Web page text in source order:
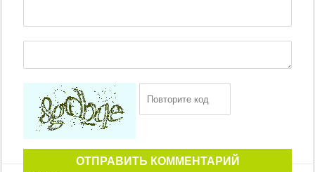
ОТПРАВИТЬ КОММЕНТАРИЙ